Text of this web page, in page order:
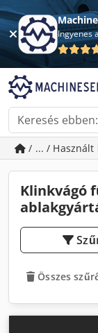
Ingyenes
/ ... / Használt
Klinkvágó
Összes